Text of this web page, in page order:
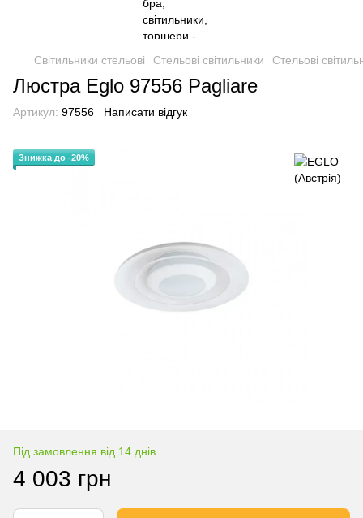
Світильники стельові Стельові світильники Стельові
Люстра Eglo 97556 Pagliare
Артикул: 97556 Написати відгук
Знижка до -20%
Під замовлення від 14 днів
4 003 грн